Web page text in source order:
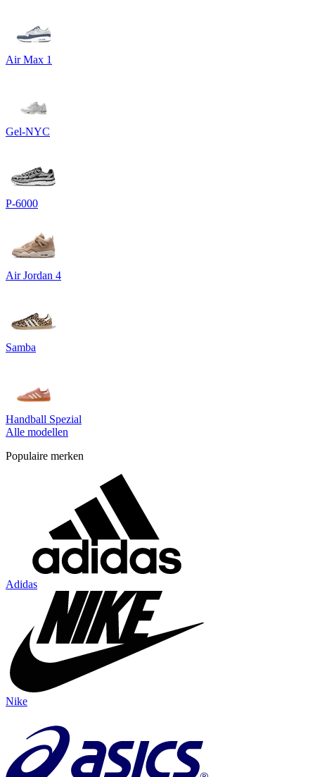
Air Max 1
Gel-NYC
P-6000
Air Jordan 4
Samba
Handball Spezial
Alle modellen
Populaire merken
Adidas
Nike